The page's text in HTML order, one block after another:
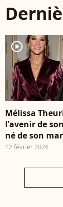
player2
Mélissa
l'avenir de
né de son
Jamel
footballeur.
12 février 2026